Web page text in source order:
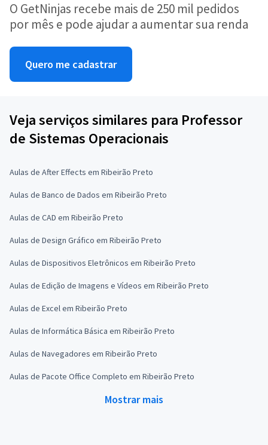
O GetNinjas recebe mais de 250 mil pedidos
por mês e pode ajudar a aumentar sua renda
Quero me cadastrar
Veja serviços similares para Professor
de Sistemas Operacionais
Aulas de After Effects em Ribeirão Preto
Aulas de Banco de Dados em Ribeirão Preto
Aulas de CAD em Ribeirão Preto
Aulas de Design Gráfico em Ribeirão Preto
Aulas de Dispositivos Eletrônicos em Ribeirão Preto
Aulas de Edição de Imagens e Vídeos em Ribeirão Preto
Aulas de Excel em Ribeirão Preto
Aulas de Informática Básica em Ribeirão Preto
Aulas de Navegadores em Ribeirão Preto
Aulas de Pacote Office Completo em Ribeirão Preto
Mostrar mais